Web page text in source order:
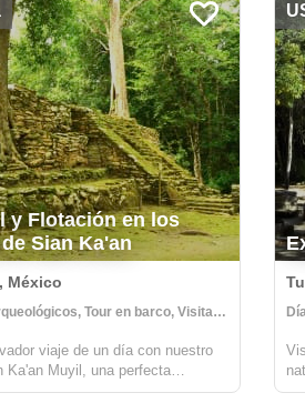
y Flotación en los
Sian Ka'an
México
Día Completo | Sitios arqueológicos, Tour en barco, Visita a la comunidad
viaje de un día con nuestro
Ka'an Muyil, una perfecta
naturaleza y aventura. Esta